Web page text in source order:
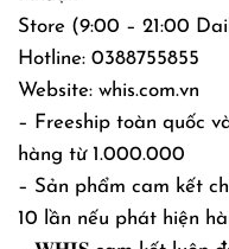
Store (9:00 – 21:00
Hotline: 0388755855
Website: whis.com.vn
– Freeship toàn quốc
hàng từ 1.000.000
– Sản phẩm cam kết
10 lần nếu phát hiện